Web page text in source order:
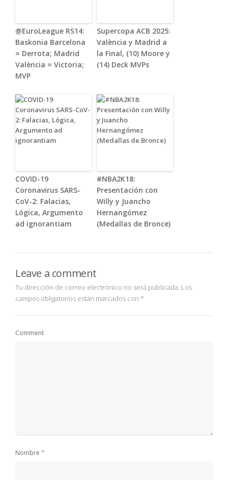
@EuroLeague RS14:
Baskonia Barcelona
= Derrota; Madrid
València = Victoria;
MVP
Supercopa ACB 2025:
València y Madrid a
la Final, (10) Moore y
(14) Deck MVPs
COVID-19
Coronavirus SARS-
CoV-2: Falacias,
Lógica, Argumento
ad ignorantiam
#NBA2K18:
Presentación con
Willy y Juancho
Hernangómez
(Medallas de Bronce)
Leave a comment
Tu dirección de correo electrónico no será publicada. Los
campos obligatorios están marcados con *
Comment
Nombre *